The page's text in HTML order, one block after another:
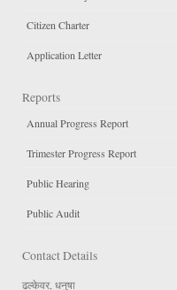
Citizen Charter
Application Letter
Reports
Annual Progress Report
Trimester Progress Report
Public Hearing
Public Audit
Contact Details
ढल्केवर, धनुषा